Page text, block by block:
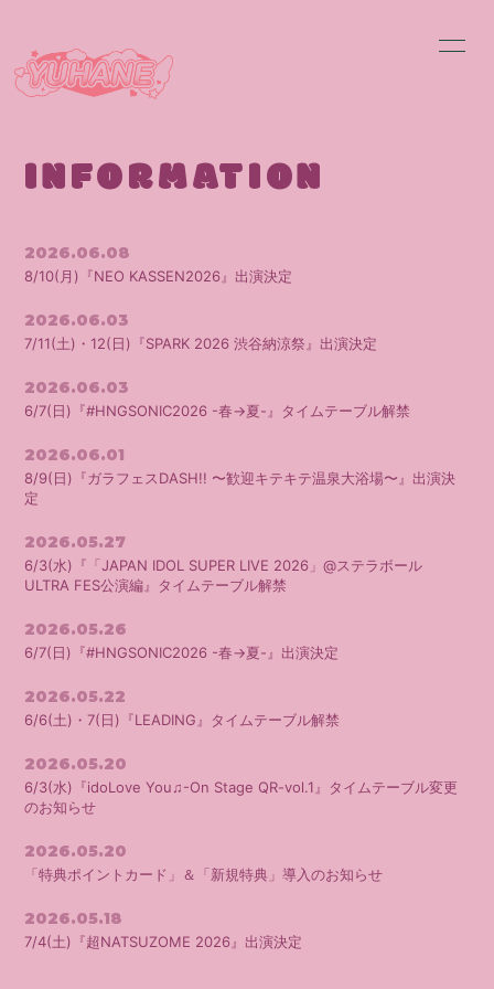
SCHEDULE PROFILE
BLOG MOVIE
RADIO
会員登録 ログイン
INFORMATION
2026.06.08
8/10(月)『NEO KASSEN2026』出演決定
2026.06.03
7/11(土)・12(日)『SPARK 2026 渋谷納涼祭』出演決定
2026.06.03
6/7(日)『#HNGSONIC2026 -春→夏-』タイムテーブル解禁
2026.06.01
8/9(日)『ガラフェスDASH!! 〜歓迎キテキテ温泉大浴場〜』出演決
定
2026.05.27
6/3(水)『「JAPAN IDOL SUPER LIVE 2026」@ステラボール
ULTRA FES公演編』タイムテーブル解禁
2026.05.26
6/7(日)『#HNGSONIC2026 -春→夏-』出演決定
2026.05.22
6/6(土)・7(日)『LEADING』タイムテーブル解禁
2026.05.20
6/3(水)『idoLove You♫-On Stage QR-vol.1』タイムテーブル変更
のお知らせ
2026.05.20
「特典ポイントカード」＆「新規特典」導入のお知らせ
2026.05.18
7/4(土)『超NATSUZOME 2026』出演決定